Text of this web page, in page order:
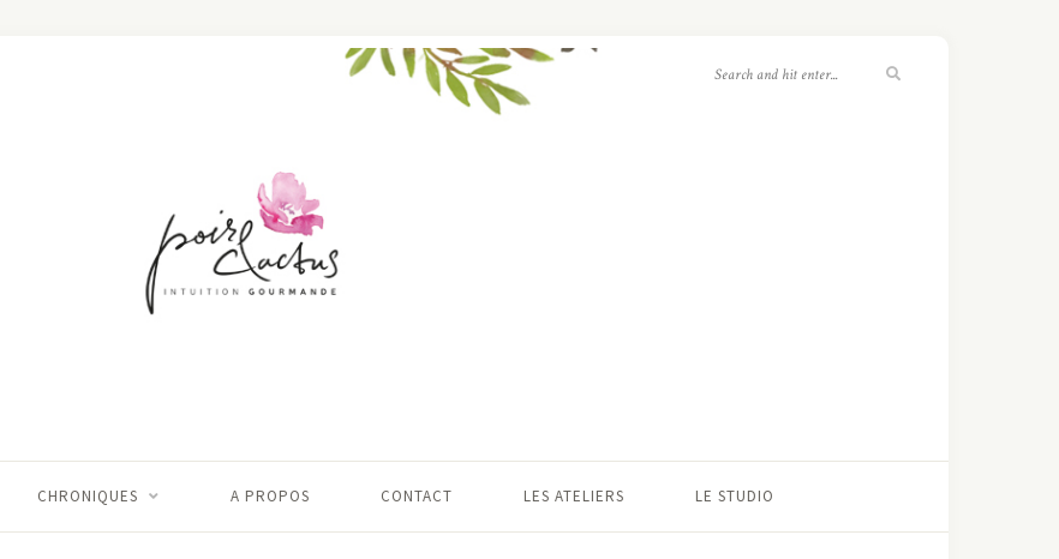
CHRONIQUES A PROPOS CONTACT LES ATELIERS LE STUDIO